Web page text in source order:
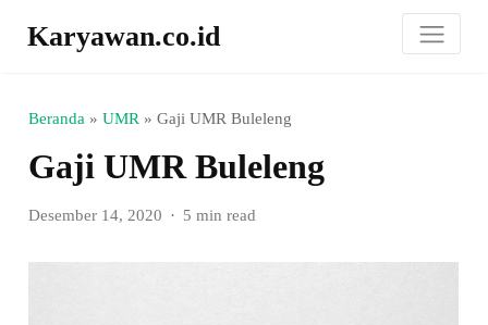
Karyawan.co.id
Beranda »UMR »Gaji UMR Buleleng
Gaji UMR Buleleng
Desember 14, 2020 5 min read